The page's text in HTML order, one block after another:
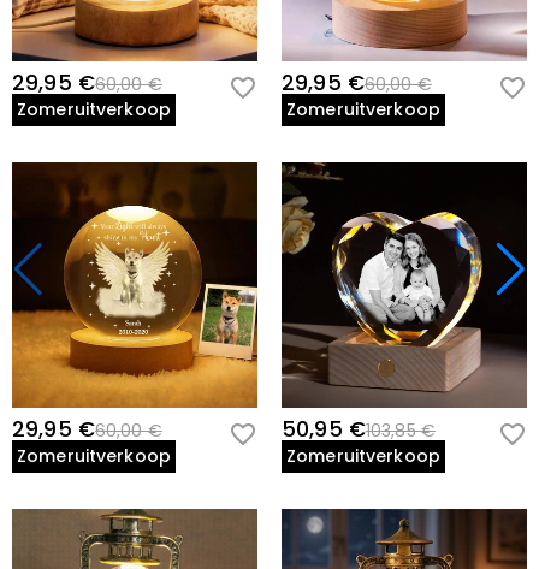
29,95 €60,00 €
Zomeruitverkoop
29,95 €60,00 €
Zomeruitverkoop
29,95 €60,00 €
Zomeruitverkoop
50,95 €103,85 €
Zomeruitverkoop